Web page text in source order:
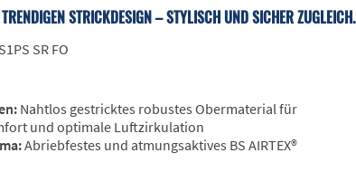
STRICKDESIGN – STYLISCH UND SICHER ZUGLEICH.
SR FO
Nahtlos gestricktes robustes Obermaterial für
und optimale Luftzirkulation
Abriebfestes und atmungsaktives BS AIRTEX®